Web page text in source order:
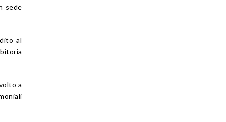
sede
al
a